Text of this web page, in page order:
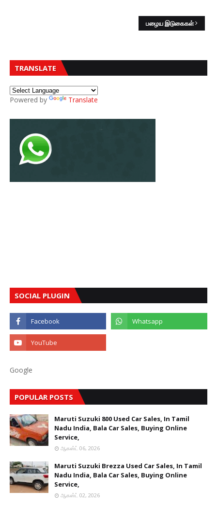
பழைய இடுகைகள்
TRANSLATE
Powered by Translate
SOCIAL PLUGIN
Google
POPULAR POSTS
Maruti Suzuki 800 Used Car Sales, In Tamil
Nadu India, Bala Car Sales, Buying Online
Service,
ஆகஸ்ட் 06, 2026
Maruti Suzuki Brezza Used Car Sales, In Tamil
Nadu India, Bala Car Sales, Buying Online
Service,
ஆகஸ்ட் 02, 2026